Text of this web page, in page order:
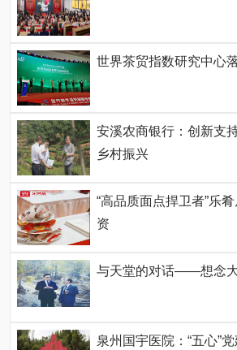
世界茶贸指数研究中心
安溪农商银行：创新支
乡村振兴
“高品质面点捍卫者”乐
资
与天堂的对话——想念
泉州国宇医院：“五心”